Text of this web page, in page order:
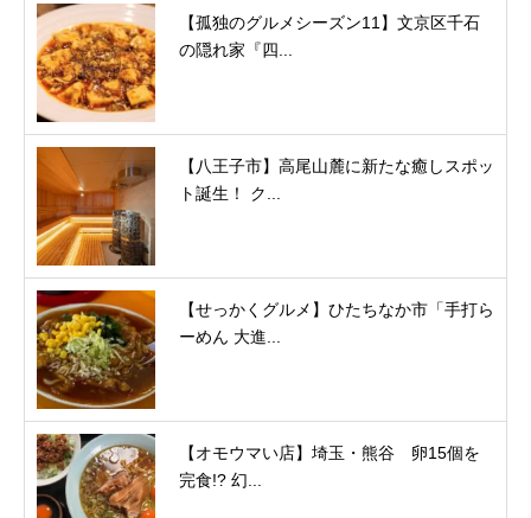
【孤独のグルメシーズン11】文京区千石
の隠れ家『四...
【八王子市】高尾山麓に新たな癒しスポッ
ト誕生！ ク...
【せっかくグルメ】ひたちなか市「手打ら
ーめん 大進...
【オモウマい店】埼玉・熊谷 卵15個を
完食!? 幻...